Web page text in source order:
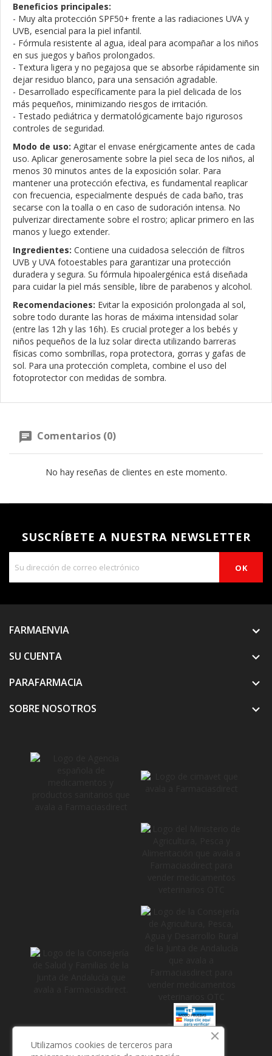
Beneficios principales:
- Muy alta protección SPF50+ frente a las radiaciones UVA y
UVB, esencial para la piel infantil.
- Fórmula resistente al agua, ideal para acompañar a los niños
en sus juegos y baños prolongados.
- Textura ligera y no pegajosa que se absorbe rápidamente sin
dejar residuo blanco, para una sensación agradable.
- Desarrollado específicamente para la piel delicada de los
más pequeños, minimizando riesgos de irritación.
- Testado pediátrica y dermatológicamente bajo rigurosos
controles de seguridad.
Modo de uso: Agitar el envase enérgicamente antes de cada
uso. Aplicar generosamente sobre la piel seca de los niños, al
menos 30 minutos antes de la exposición solar. Para
mantener una protección efectiva, es fundamental reaplicar
con frecuencia, especialmente después de cada baño, tras
secarse con la toalla o en caso de sudoración intensa. No
pulverizar directamente sobre el rostro; aplicar primero en las
manos y luego extender.
Ingredientes: Contiene una cuidadosa selección de filtros
UVB y UVA fotoestables para garantizar una protección
duradera y segura. Su fórmula hipoalergénica está diseñada
para cuidar la piel más sensible, libre de parabenos y alcohol.
Recomendaciones: Evitar la exposición prolongada al sol,
sobre todo durante las horas de máxima intensidad solar
(entre las 12h y las 16h). Es crucial proteger a los bebés y
niños pequeños de la luz solar directa utilizando barreras
físicas como sombrillas, ropa protectora, gorras y gafas de
sol. Para una protección completa, combine el uso del
fotoprotector con medidas de sombra.
Comentarios (0)
No hay reseñas de clientes en este momento.
SUSCRÍBETE A NUESTRA NEWSLETTER
FARMAENVIA
SU CUENTA

PARAFARMACIA 
SOBRE NOSOTROS 
Utilizamos cookies de terceros para